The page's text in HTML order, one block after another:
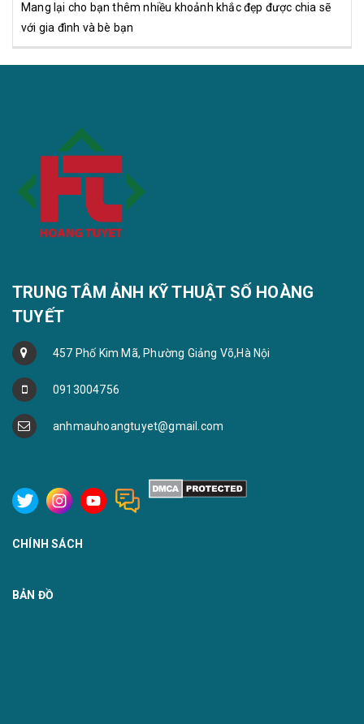
Mang lại cho bạn thêm nhiều khoảnh khắc đẹp được chia sẽ
với gia đình và bè bạn
TRUNG TÂM ẢNH KỸ THUẬT SỐ HOÀNG
TUYẾT
457 Phố Kim Mã, Phường Giảng Võ,Hà Nội
0913004756
anhmauhoangtuyet@gmail.com
CHÍNH SÁCH
BẢN ĐỒ